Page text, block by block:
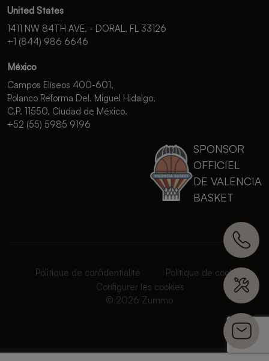
United States
1411 NW 84TH AVE. - DORAL, FL 33126
+1 (844) 986 6646
México
Campos Elíseos 400-601,
Polanco Reforma Del. Miguel Hidalgo,
C.P. 11550, Ciudad de México.
+52 (55) 5985 9196
SPONSOR
OFFICIEL
DE VALENCIA
BASKET
Politique de confidentialité
Politique de cookies
Configurer les cookies
© 2026 Zummo